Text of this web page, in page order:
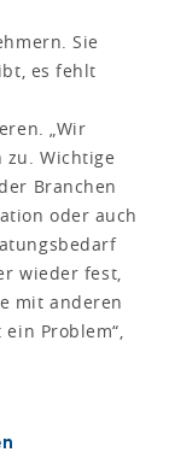
Sie
es fehlt
„Wir
Wichtige
Branchen
oder auch
wieder fest,
mit anderen
Problem“,